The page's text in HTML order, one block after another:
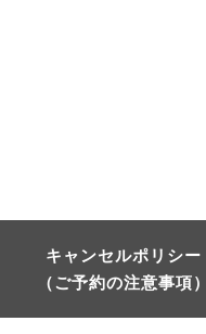
キャンセルポリシー
（ご予約の注意事項）